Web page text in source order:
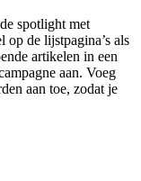
spotlight met
de lijstpagina’s als
artikelen in een
aan. Voeg
aan toe, zodat je